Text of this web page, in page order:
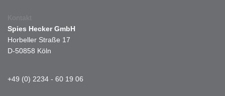
Kontakt
Spies Hecker GmbH
Horbeller Straße 17
D-50858 Köln
+49 (0) 2234 - 60 19 06